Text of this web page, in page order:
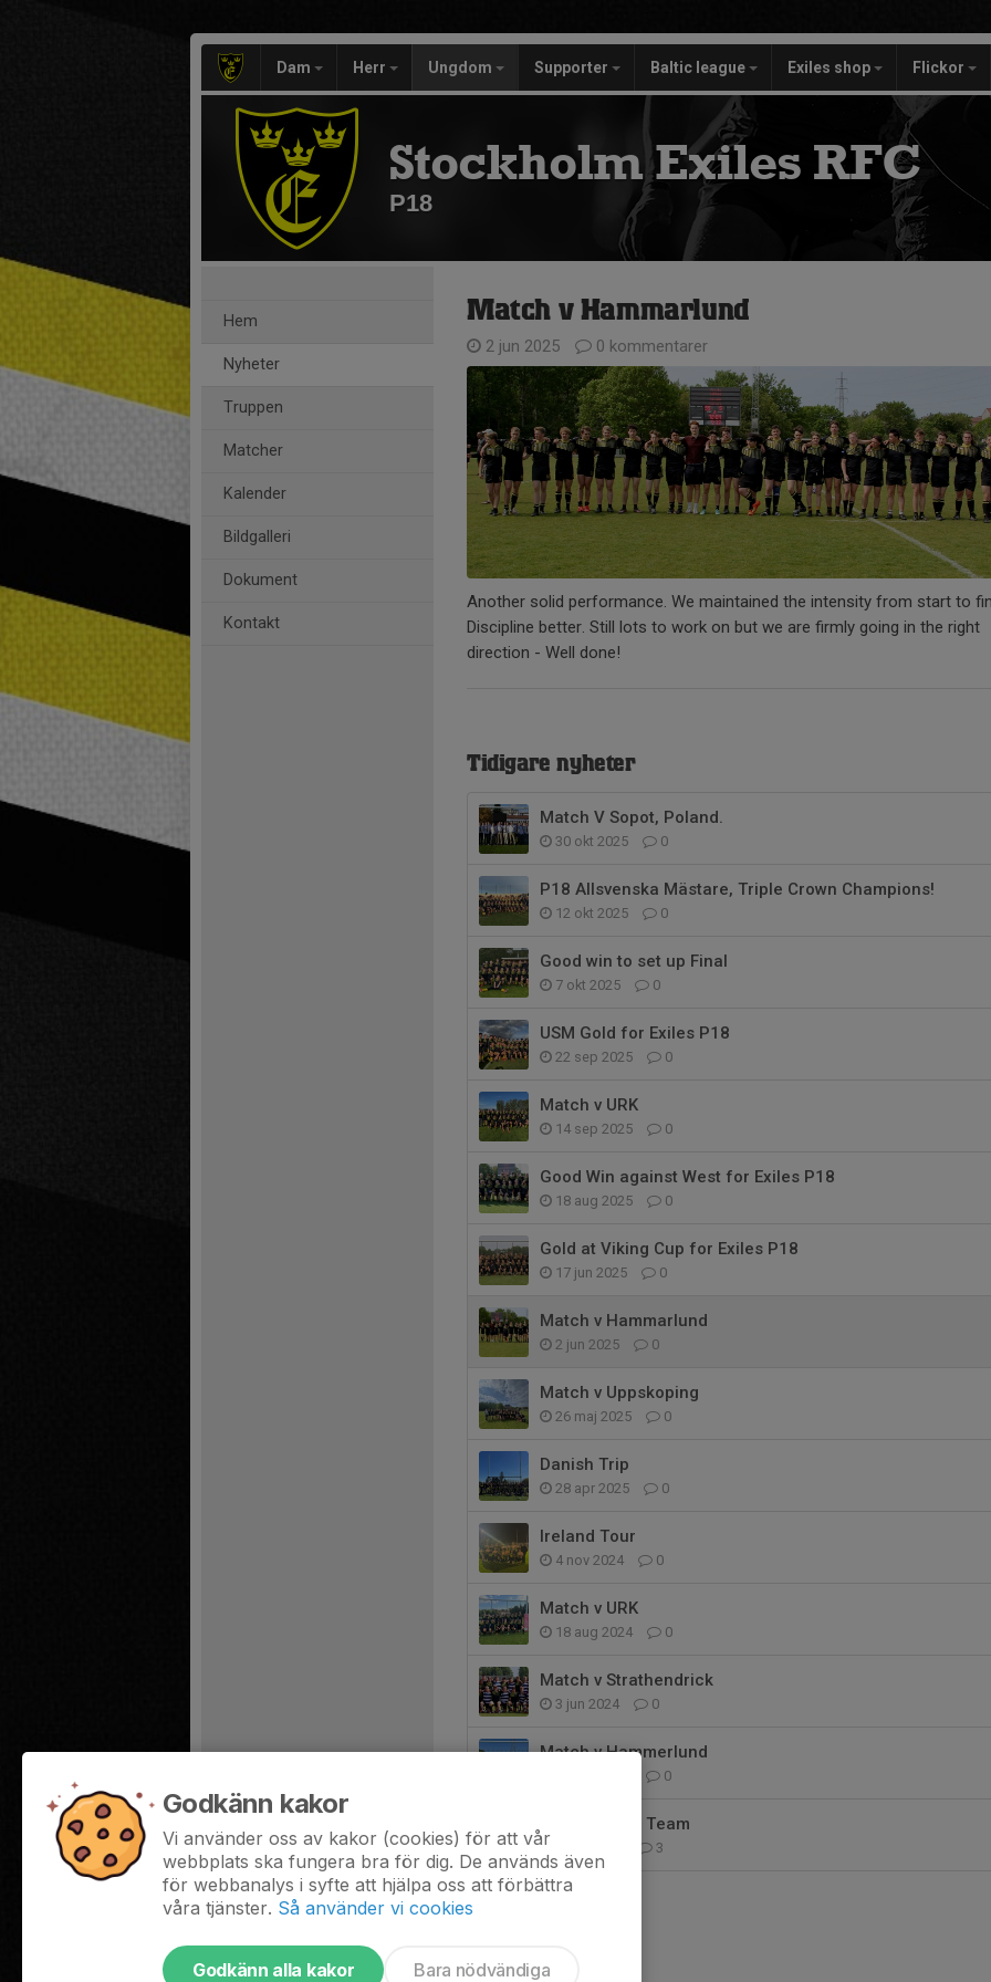
Dam Herr Ungdom Supporter Baltic league Exiles shop Flickor
Stockholm Exiles RFC
P18
Hem
Nyheter
Truppen
Matcher
Kalender
Bildgalleri
Dokument
Kontakt
Match v Hammarlund
2 jun 2025 0 kommentarer
Another solid performance. We maintained the intensity from start to
Discipline better. Still lots to work on but we are firmly going in the right
direction - Well done!
Tidigare nyheter
Match V Sopot, Poland.
30 okt 2025 0
P18 Allsvenska Mästare, Triple Crown Champions!
12 okt 2025 0
Good win to set up Final
7 okt 2025 0
USM Gold for Exiles P18
22 sep 2025 0
Match v URK
14 sep 2025 0
Good Win against West for Exiles P18
18 aug 2025 0
Gold at Viking Cup for Exiles P18
17 jun 2025 0
Match v Hammarlund
2 jun 2025 0
Match v Uppskoping
26 maj 2025 0
Danish Trip
28 apr 2025 0
Ireland Tour
4 nov 2024 0
Match v URK
18 aug 2024 0
Match v Strathendrick
3 jun 2024 0
Match v Hammerlund
0
P18 National Team
3
Godkänn kakor
Vi använder oss av kakor (cookies) för att vår
webbplats ska fungera bra för dig. De används även
för webbanalys i syfte att hjälpa oss att förbättra
våra tjänster. Så använder vi cookies
Godkänn alla kakor Bara nödvändiga